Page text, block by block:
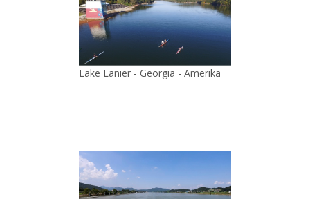
Lake Lanier - Georgia - Amerika